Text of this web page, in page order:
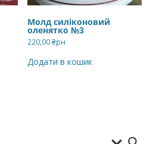
Молд силіконовий
оленятко №3
220,00₴рн
Додати в кошик